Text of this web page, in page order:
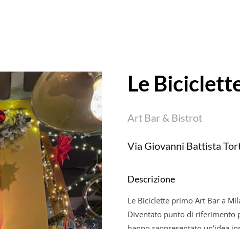
Le
Art Bar & Bistrot
Via Giovanni Battista
Descrizione
Le Biciclette primo Art Bar a
Diventato punto di riferimento